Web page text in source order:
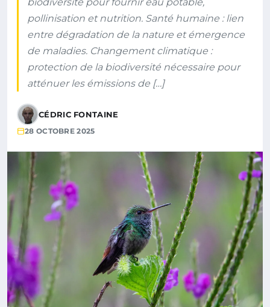
pollinisation et nutrition. Santé humaine : lien
entre dégradation de la nature et émergence
de maladies. Changement climatique :
protection de la biodiversité nécessaire pour
atténuer les émissions de […]
CÉDRIC FONTAINE
28 OCTOBRE 2025